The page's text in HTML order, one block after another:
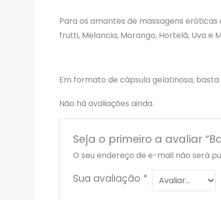
Para os amantes de massagens eróticas
frutti, Melancia, Morango, Hortelã, Uva e
Em formato de cápsula gelatinosa,
Não há avaliações ainda.
Seja o primeiro a avaliar
O seu endereço de e-mail não será
Sua avaliação *